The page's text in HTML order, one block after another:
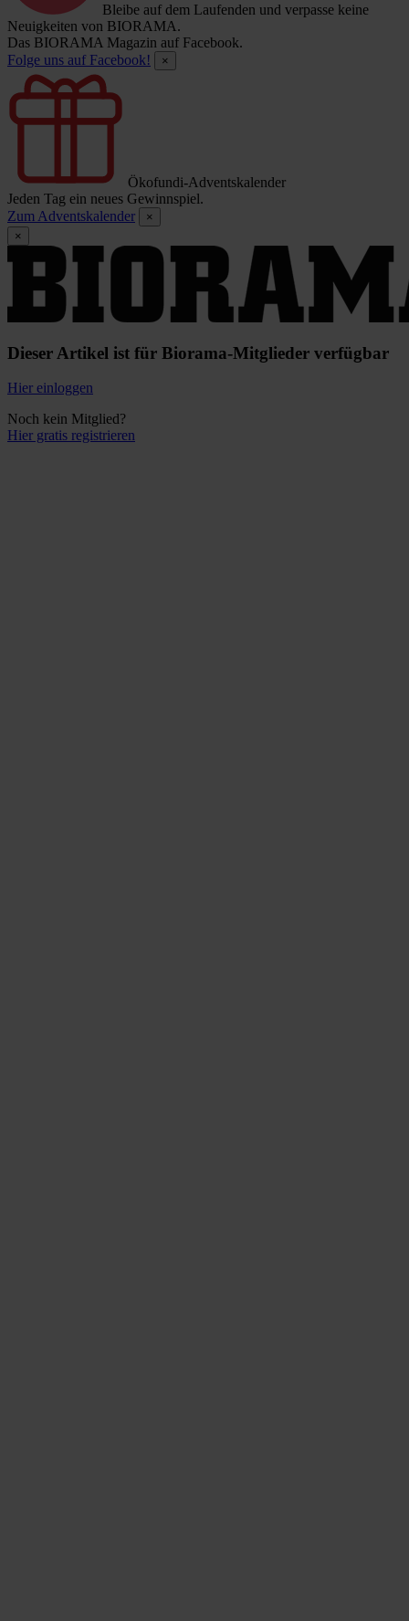
Bleibe auf dem Laufenden und verpasse keine
Neuigkeiten von BIORAMA.
Das BIORAMA Magazin auf Facebook.
Folge uns auf Facebook!
×
Ökofundi-Adventskalender
Jeden Tag ein neues Gewinnspiel.
Zum Adventskalender
×
×
Dieser Artikel ist für Biorama-Mitglieder verfügbar
Hier einloggen
Noch kein Mitglied?
Hier gratis registrieren